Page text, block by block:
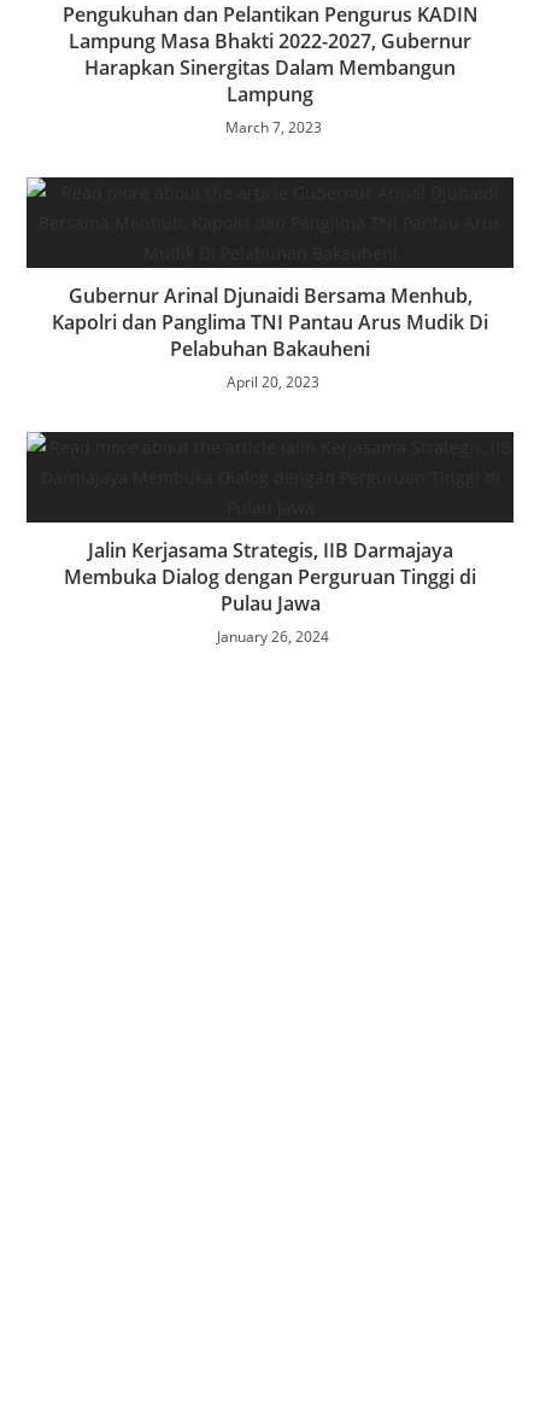
Pengukuhan dan Pelantikan Pengurus KADIN
Lampung Masa Bhakti 2022-2027, Gubernur
Harapkan Sinergitas Dalam Membangun
Lampung
March 7, 2023
Gubernur Arinal Djunaidi Bersama Menhub,
Kapolri dan Panglima TNI Pantau Arus Mudik Di
Pelabuhan Bakauheni
April 20, 2023
Jalin Kerjasama Strategis, IIB Darmajaya
Membuka Dialog dengan Perguruan Tinggi di
Pulau Jawa
January 26, 2024